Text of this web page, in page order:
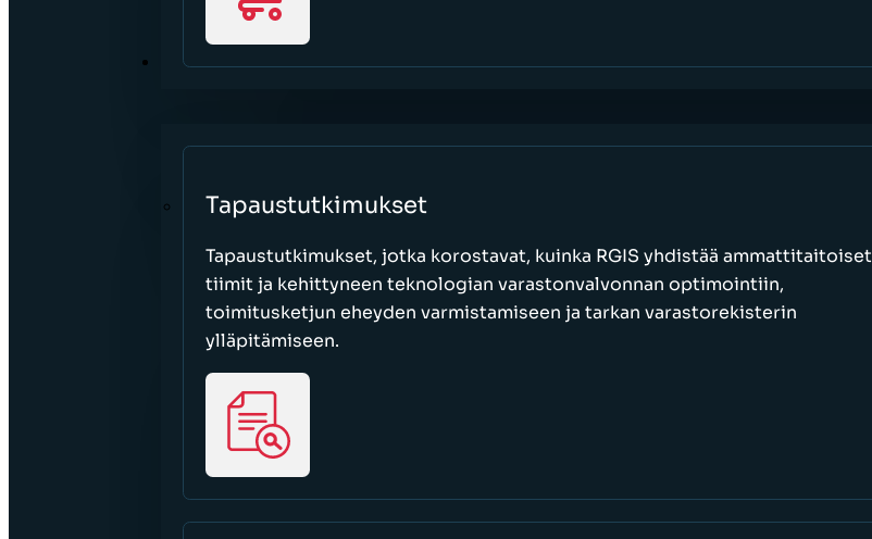
RESURSSIT
Tapaustutkimukset
Tapaustutkimukset, jotka korostavat, kuinka RGIS yhdistää ammattitaitoiset
tiimit ja kehittyneen teknologian varastonvalvonnan optimointiin,
toimitusketjun eheyden varmistamiseen ja tarkan varastorekisterin
ylläpitämiseen.